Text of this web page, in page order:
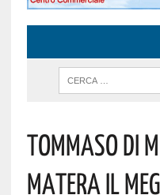
Tommaso Di
Matera Il